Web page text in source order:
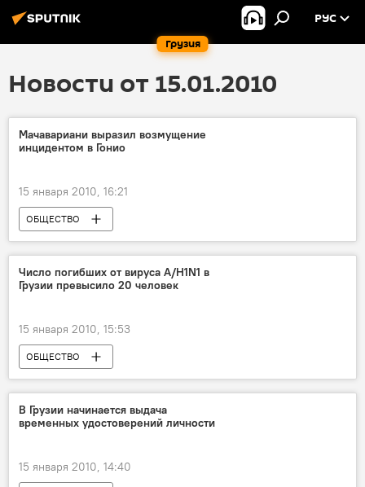
Грузия
РУС
Новости от 15.01.2010
Мачавариани выразил возмущение
инцидентом в Гонио
15 января 2010, 16:21
ОБЩЕСТВО
Число погибших от вируса A/H1N1 в
Грузии превысило 20 человек
15 января 2010, 15:53
ОБЩЕСТВО
В Грузии начинается выдача
временных удостоверений личности
15 января 2010, 14:40